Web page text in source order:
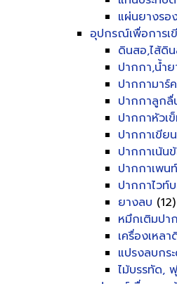
แผ่นยางรอ
อุปกรณ์เพื่อการเ
ดินสอ,ไส้ดิ
ปากกา,น้ำ
ปากกามาร์
ปากกาลูกลื่
ปากกาหัวเ
ปากกาเขีย
ปากกาเน้น
ปากกาเพนท์
ปากกาไวท์
ยางลบ (12)
หมึกเติมปา
เครื่องเหล
แปรงลบกร
ไม้บรรทัด,